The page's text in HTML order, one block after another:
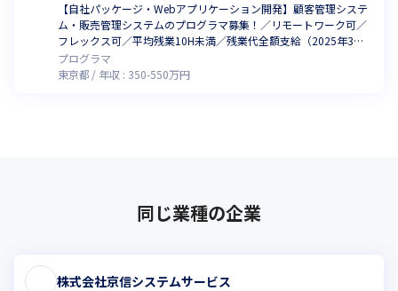
【自社パッケージ・Webアプリケーション開発】顧客管理システ
ム・販売管理システムのプログラマ募集！／リモートワーク可／
フレックス可／平均残業10H未満／残業代全額支給（2025年3月
時点）
プログラマ
東京都
年収 : 350-550万円
同じ業種の企業
株式会社京信システムサービス